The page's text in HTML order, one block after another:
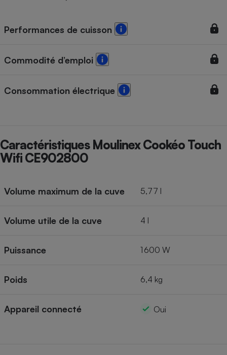
Performances de cuisson
Commodité d’emploi
Consommation électrique
Caractéristiques Moulinex Cookéo Touch
Wifi CE902800
Volume maximum de la cuve 5,77 l
Volume utile de la cuve 4 l
Puissance 1 600 W
Poids 6,4 kg
Appareil connecté Oui